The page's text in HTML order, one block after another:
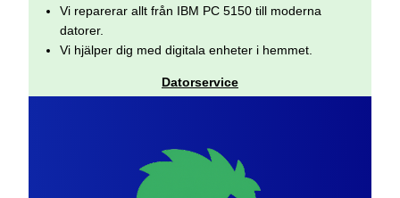
Vi reparerar allt från IBM PC 5150 till moderna
datorer.
Vi hjälper dig med digitala enheter i hemmet.
Datorservice